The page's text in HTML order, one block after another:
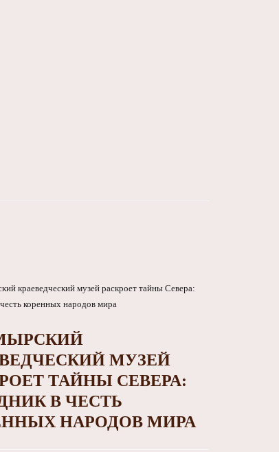
МУЗЕЙ
ТАЙНЫ СЕВЕРА:
В ЧЕСТЬ
НАРОДОВ МИРА